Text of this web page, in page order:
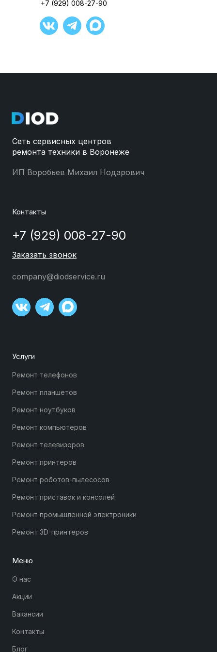
+7 (929) 008-27-90
Сеть сервисных центров
ремонта техники в Воронеже
ИП Воробьев Михаил Нодарович
Контакты
+7 (929) 008-27-90
Заказать звонок
company@diodservice.ru
Услуги
Ремонт телефонов
Ремонт планшетов
Ремонт ноутбуков
Ремонт компьютеров
Ремонт телевизоров
Ремонт принтеров
Ремонт роботов-пылесосов
Ремонт приставок и консолей
Ремонт промышленной электроники
Ремонт 3D-принтеров
Меню
О нас
Акции
Вакансии
Контакты
Блог